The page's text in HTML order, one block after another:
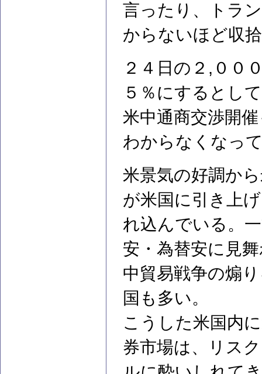
言ったり、トラ
からないほど収
２４日の２,００
５％にするとし
米中通商交渉開
わからなくなっ
米景気の好調か
が米国に引き上
れ込んでいる。
安・為替安に見
中貿易戦争の煽
国も多い。
こうした米国内
券市場は、リス